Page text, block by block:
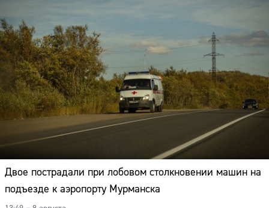
Двое пострадали при лобовом столкновении машин на
подъезде к аэропорту Мурманска